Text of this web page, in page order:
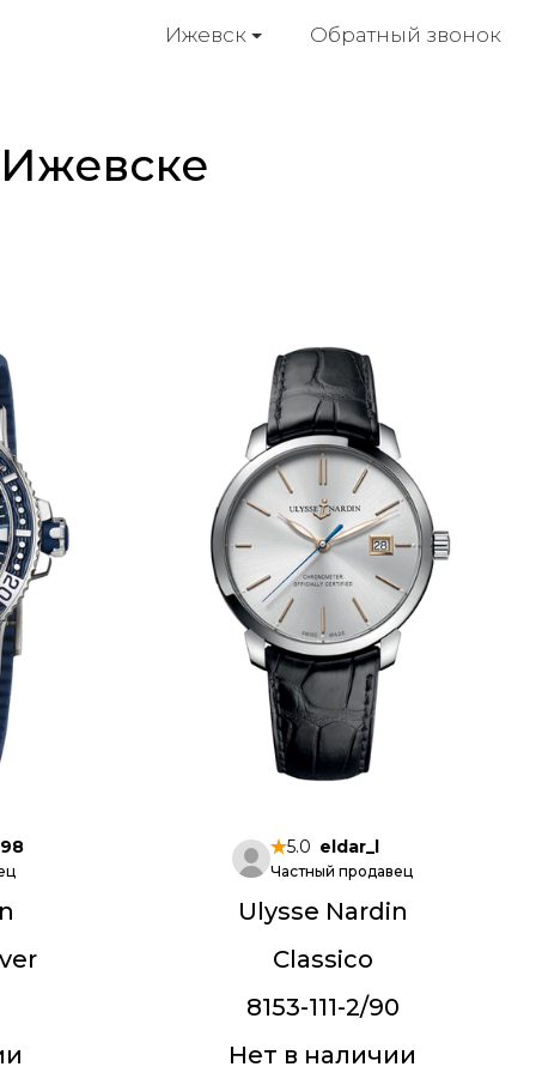
Ижевск Обратный звонок
5.0 eldar_l
Частный продавец
Ulysse Nardin
Classico
8153-111-2/90
Нет в наличии